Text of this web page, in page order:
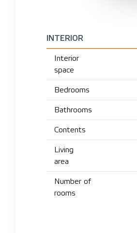
INTERIOR
Interior
space
Bedrooms
Bathrooms
Contents
Living
area
Number of
rooms